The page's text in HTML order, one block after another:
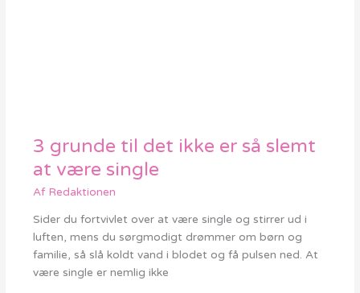
3 grunde til det ikke er så slemt
at være single
Af Redaktionen
Sider du fortvivlet over at være single og stirrer ud i
luften, mens du sørgmodigt drømmer om børn og
familie, så slå koldt vand i blodet og få pulsen ned. At
være single er nemlig ikke
3
grunde
til
det
ikke
er
så